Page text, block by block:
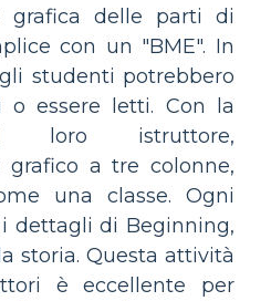
grafica delle parti di
con un "BME". In
studenti potrebbero
o essere letti. Con la
loro istruttore,
grafico a tre colonne,
una classe. Ogni
dettagli di Beginning,
storia. Questa attività
è eccellente per